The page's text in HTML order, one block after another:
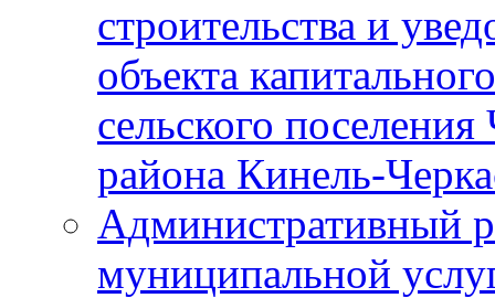
строительства и
объекта
сельского
района Кинель-
Административный
муниципальной